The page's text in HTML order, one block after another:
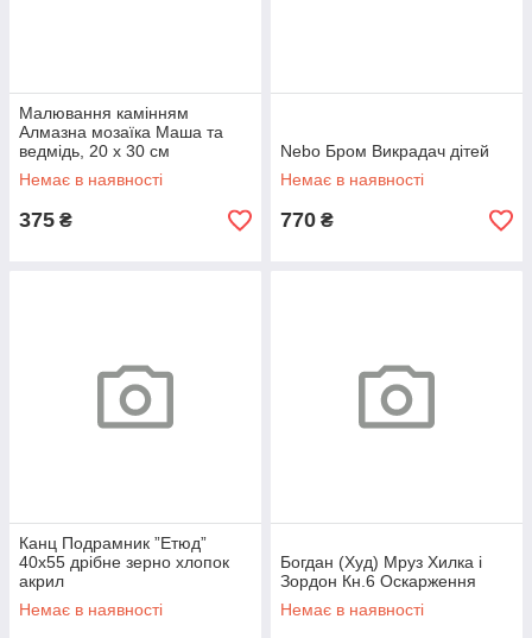
Малювання камінням
Алмазна мозаїка Маша та
ведмідь, 20 х 30 см
(POSC006)
Немає в наявності
375 ₴
Nebo Бром Викрадач дітей
Немає в наявності
770 ₴
Канц Подрамник ”Етюд”
40х55 дрібне зерно хлопок
акрил
Немає в наявності
Богдан (Худ) Мруз Хилка і
Зордон Кн.6 Оскарження
Немає в наявності